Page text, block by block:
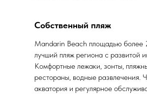
Собственный пляж
Mandarin Beach площадью более
лучший пляж региона с развитой
Комфортные лежаки, зонты,
рестораны, водные развлечения.
акватория и регулярное